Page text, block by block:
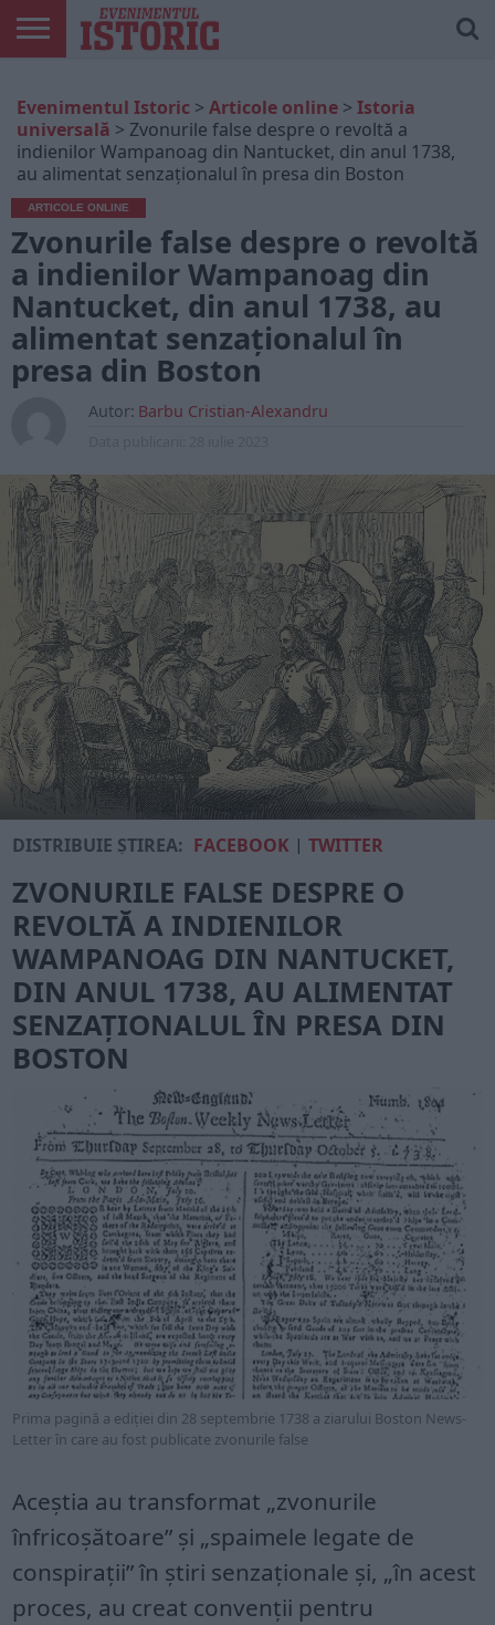
ONLINE
EDIȚII
TIPĂRITE
ISTORIC
PLAY
CONTUL
MEU
Evenimentul Istoric > Articole online > Istoria
universală > Zvonurile false despre o revoltă a
indienilor Wampanoag din Nantucket, din anul 1738,
au alimentat senzaționalul în presa din Boston
ARTICOLE ONLINE
Zvonurile false despre o revoltă
a indienilor Wampanoag din
Nantucket, din anul 1738, au
alimentat senzaționalul în
presa din Boston
Autor: Barbu Cristian-Alexandru
DISTRIBUIE ȘTIREA: FACEBOOK |TWITTER
ZVONURILE FALSE DESPRE O
REVOLTĂ A INDIENILOR
WAMPANOAG DIN NANTUCKET,
DIN ANUL 1738, AU ALIMENTAT
SENZAȚIONALUL ÎN PRESA DIN
BOSTON
Prima pagină a ediției din 28 septembrie 1738 a ziarului Boston News-
Letter în care au fost publicate zvonurile false
Aceștia au transformat „zvonurile
înfricoșătoare” și „spaimele legate de
conspirații” în știri senzaționale și, „în acest
proces, au creat convenții pentru